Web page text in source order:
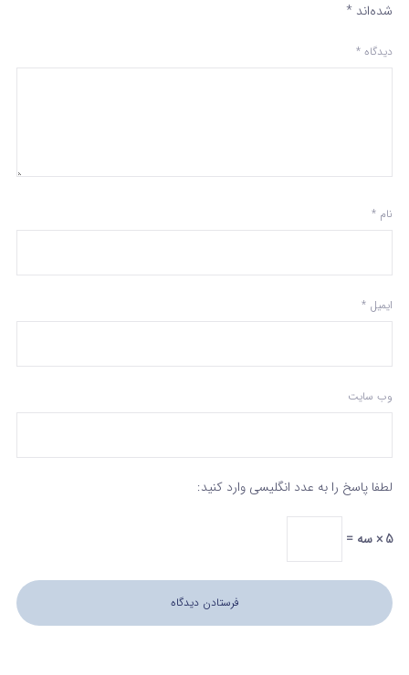
شده‌اند *
دیدگاه *
نام *
ایمیل *
وب‌ سایت
لطفا پاسخ را به عدد انگلیسی وارد کنید:
5 × سه =